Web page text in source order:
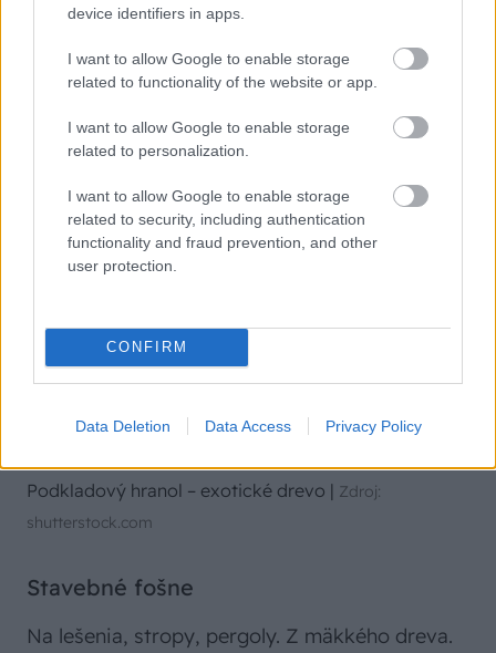
device identifiers in apps.
I want to allow Google to enable storage
related to functionality of the website or app.
I want to allow Google to enable storage
related to personalization.
I want to allow Google to enable storage
related to security, including authentication
functionality and fraud prevention, and other
user protection.
CONFIRM
Data Deletion Data Access Privacy Policy
Podkladový hranol – exotické drevo | Zdroj:
shutterstock.com
Stavebné fošne
Na lešenia, stropy, pergoly. Z mäkkého dreva.